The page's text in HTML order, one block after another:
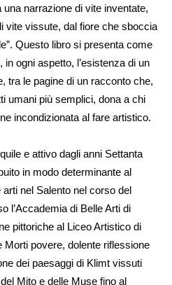
narrazione di vite inventate,
vite vissute, dal fiore che sboccia
Questo libro si presenta come
ogni aspetto, l’esistenza di un
tra le pagine di un racconto che,
umani più semplici, dona a chi
incondizionata al fare artistico.
e attivo dagli anni Settanta
in modo determinante al
nel Salento nel corso del
l’Accademia di Belle Arti di
pittoriche al Liceo Artistico di
povere, dolente riflessione
dei paesaggi di Klimt vissuti
Mito e delle Muse fino al